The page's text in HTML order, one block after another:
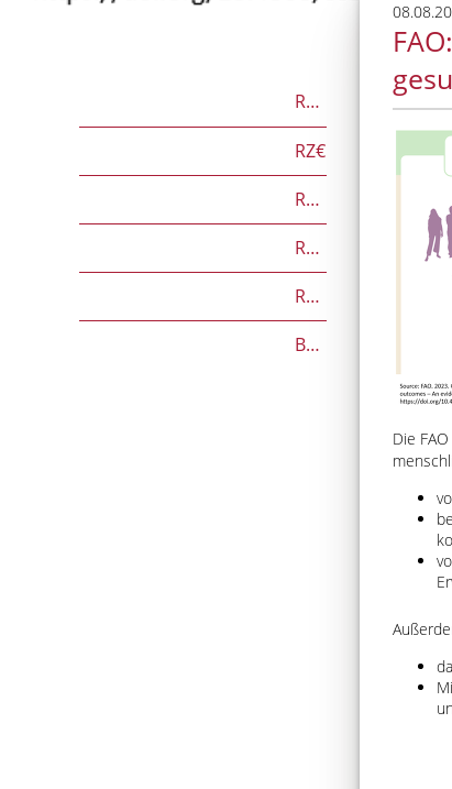
RZG
RZ€
RZÖko
RZFutterEffizienz
RZGesund
Beef on Dairy-Zuchtwerte
Die